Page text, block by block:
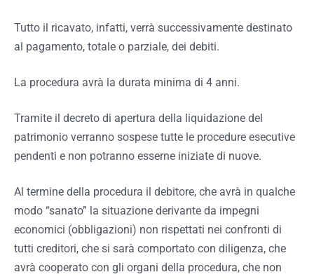
Tutto il ricavato, infatti, verrà successivamente destinato
al pagamento, totale o parziale, dei debiti.
La procedura avrà la durata minima di 4 anni.
Tramite il decreto di apertura della liquidazione del
patrimonio verranno sospese tutte le procedure esecutive
pendenti e non potranno esserne iniziate di nuove.
Al termine della procedura il debitore, che avrà in qualche
modo “sanato” la situazione derivante da impegni
economici (obbligazioni) non rispettati nei confronti di
tutti creditori, che si sarà comportato con diligenza, che
avrà cooperato con gli organi della procedura, che non